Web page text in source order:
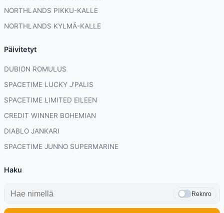
NORTHLANDS PIKKU-KALLE
NORTHLANDS KYLMÄ-KALLE
Päivitetyt
DUBION ROMULUS
SPACETIME LUCKY J'PALIS
SPACETIME LIMITED EILEEN
CREDIT WINNER BOHEMIAN
DIABLO JANKARI
SPACETIME JUNNO SUPERMARINE
Haku
Reknro